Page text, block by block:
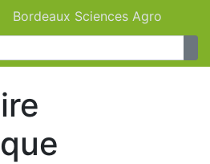
Bordeaux Sciences Agro